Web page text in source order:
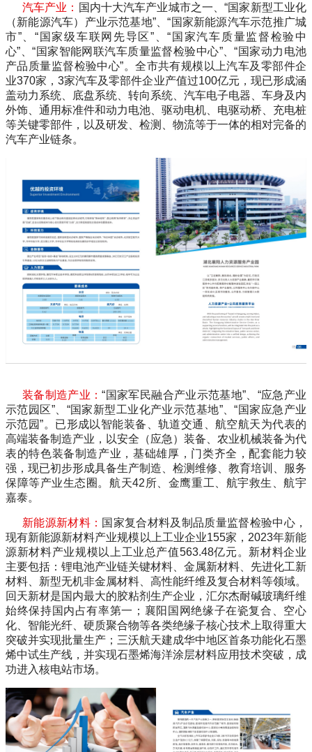
汽车产业： 国内十大汽车产业城市之一、“国家新型工业化
（新能源汽车）产业示范基地”、“国家新能源汽车示范推广城
市”、“ 国家级车联网先导区” 、“ 国家汽车质量监督检验中
心” 、“国家智能网联汽车质量监督检验中心”、“国家动力电池
产品质量监督检验中心”。全市共有规模以上汽车及零部件企
业370家，3家汽车及零部件企业产值过100亿元，现已形成涵
盖动力系统、底盘系统、转向系统、汽车电子电器、车身及内
外饰、通用标准件和动力电池、驱动电机、电驱动桥、充电桩
等关键零部件，以及研发、检测、物流等于一体的相对完备的
汽车产业链条。
装备制造产业：“国家军民融合产业示范基地”、 “应急产业
示范园区”、 “国家新型工业化产业示范基地”、“国家应急产业
示范园”。已形成以智能装备、轨道交通、航空航天为代表的
高端装备制造产业，以安全（应急）装备、农业机械装备为代
表的特色装备制造产业，基础雄厚，门类齐全，配套能力较
强，现已初步形成具备生产制造、检测维修、教育培训、服务
保障等产业生态圈。航天42 所、金鹰重工、航宇救生、航宇
嘉泰。
新能源新材料： 国家复合材料及制品质量监督检验中心，
现有新能源新材料产业规模以上工业企业155家， 2023年新能
源新材料产业规模以上工业总产值563.48亿元。新材料企业
主要包括：锂电池产业链关键材料、金属新材料、先进化工新
材料、新型无机非金属材料、高性能纤维及复合材料等领域。
回天新材是国内最大的胶粘剂生产企业，汇尔杰耐碱玻璃纤维
始终保持国内占有率第一；襄阳国网绝缘子在瓷复合、空心
化、智能光纤、硬质聚合物等各类绝缘子核心技术上取得重大
突破并实现批量生产；三沃航天建成华中地区首条功能化石墨
烯中试生产线，并实现石墨烯海洋涂层材料应用技术突破，成
功进入核电站市场。